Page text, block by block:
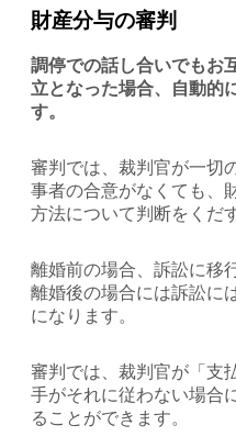
財産分与の審判
調停での話し合いでもお
立となった場合、自動的
す。
審判では、裁判官が一切
事者の合意がなくても、
方法について判断をくだ
離婚前の場合、訴訟に移
離婚後の場合には訴訟に
になります。
審判では、裁判官が「支
手がそれに従わない場合
ることができます。